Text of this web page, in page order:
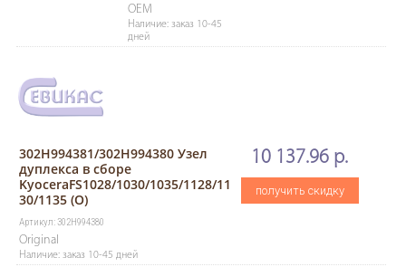
OEM
Наличие: заказ 10-45
дней
302H994381/302H994380 Узел
дуплекса в сборе
KyoceraFS1028/1030/1035/1128/11
30/1135 (O)
Артикул: 302H994380
Original
Наличие: заказ 10-45 дней
10 137.96 р.
получить скидку